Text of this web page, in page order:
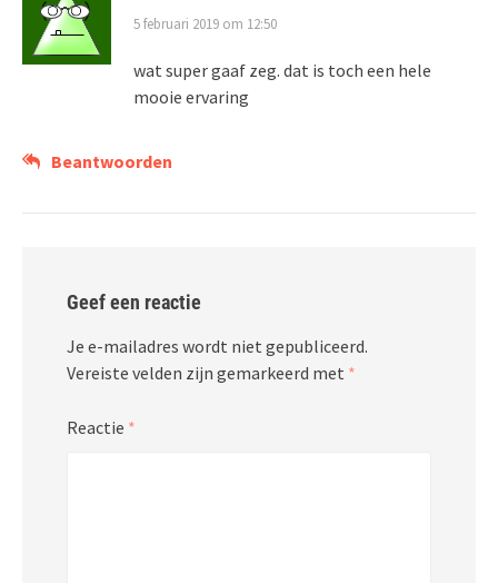
5 februari 2019 om 12:50
wat super gaaf zeg. dat is toch een hele
mooie ervaring
Beantwoorden
Geef een reactie
Je e-mailadres wordt niet gepubliceerd.
Vereiste velden zijn gemarkeerd met *
Reactie *